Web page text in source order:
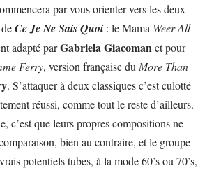
par vous orienter vers les deux
Ce Je Ne Sais Quoi : le Mama Weer All
adapté parGabriela Giacomanet pour
Ferry, version française du More Than
. S’attaquer à deux classiques c’est culotté
réussi, comme tout le reste d’ailleurs.
c’est que leurs propres compositions ne
bien au contraire, et le groupe
potentiels tubes, à la mode 60’s ou 70’s,